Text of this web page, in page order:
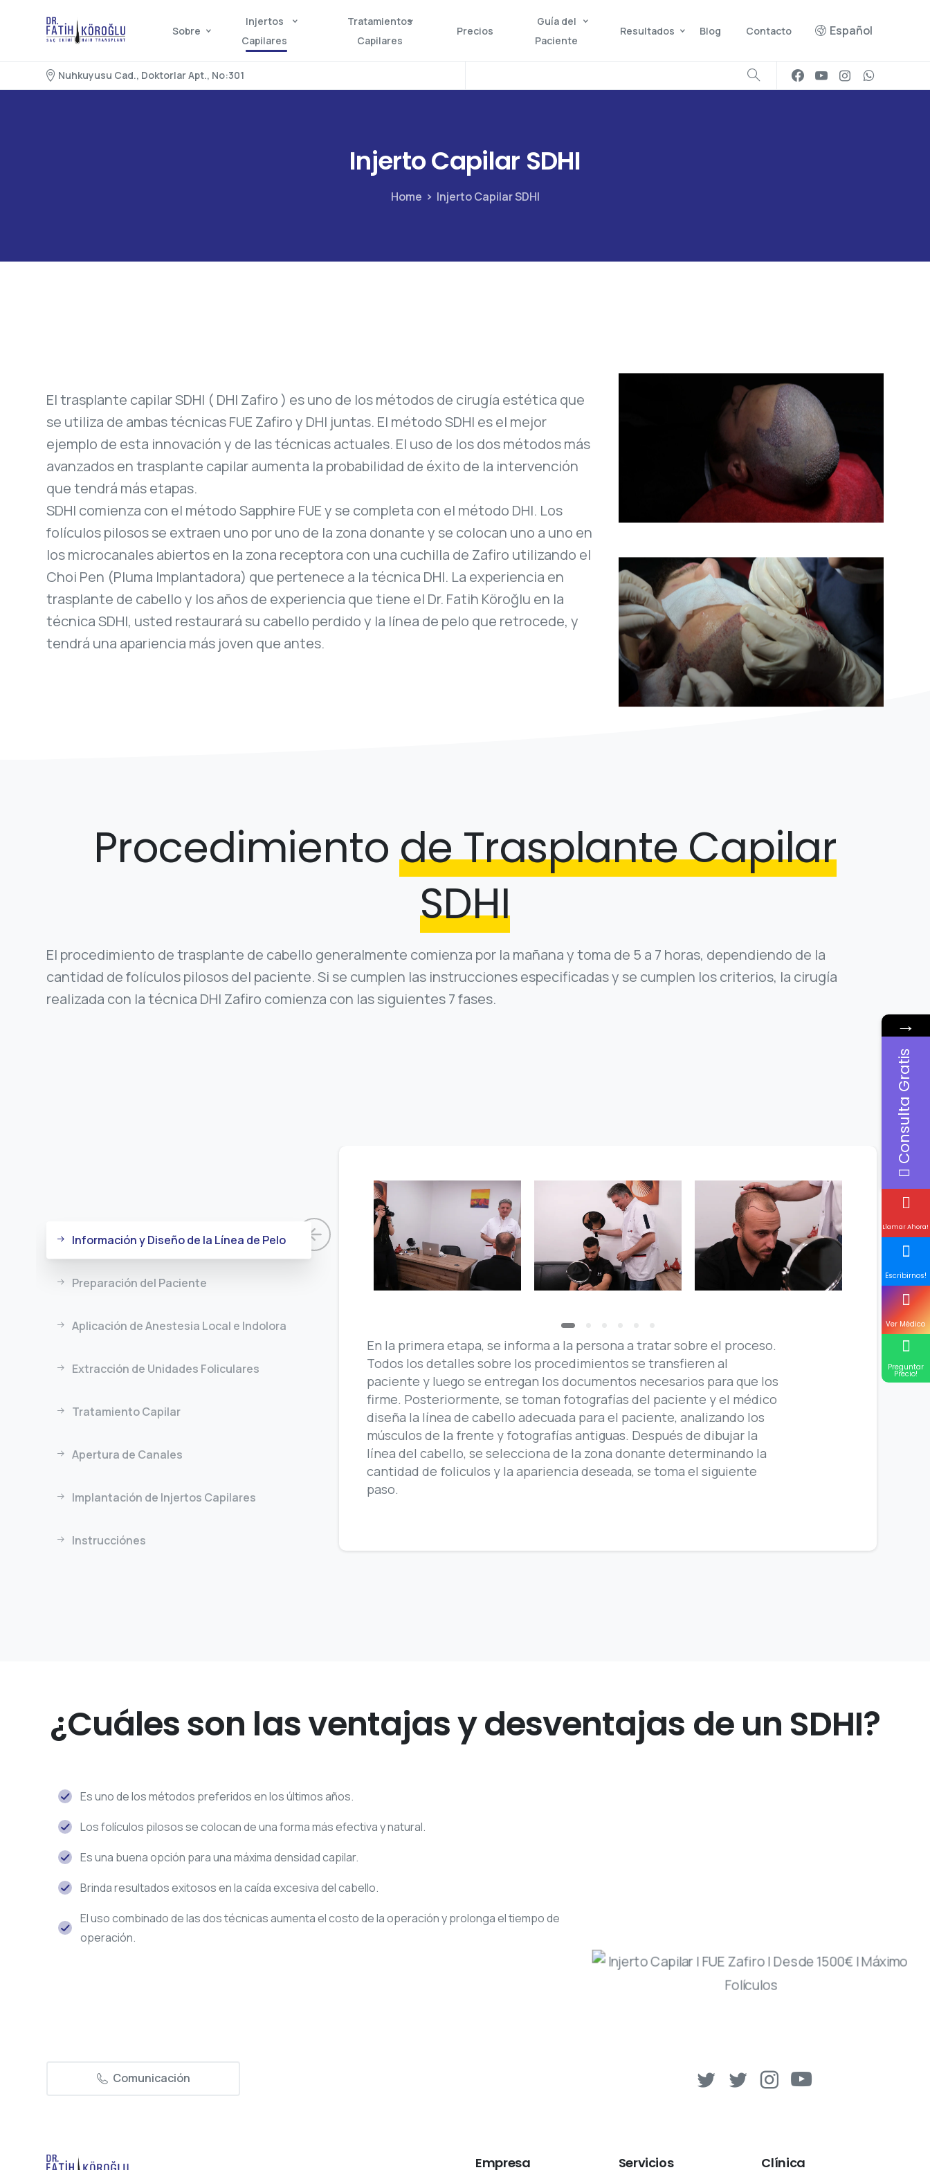
Sobre
Injertos
Capilares
Tratamientos
Capilares
Precios
Guía del
Paciente
Resultados Blog Contacto Español
Nuhkuyusu Cad., Doktorlar Apt., No:301
InjertoCapilar SDHI
Home Injerto Capilar SDHI
El trasplante capilar SDHI ( DHI Zafiro ) es uno de los métodos de cirugía estética que
se utiliza de ambas técnicas FUE Zafiro y DHI juntas. El método SDHI es el mejor
ejemplo de esta innovación y de las técnicas actuales. El uso de los dos métodos más
avanzados en trasplante capilar aumenta la probabilidad de éxito de la intervención
que tendrá más etapas.
SDHI comienza con el método Sapphire FUE y se completa con el método DHI. Los
folículos pilosos se extraen uno por uno de la zona donante y se colocan uno a uno en
los microcanales abiertos en la zona receptora con una cuchilla de Zafiro utilizando el
Choi Pen (Pluma Implantadora) que pertenece a la técnica DHI. La experiencia en
trasplante de cabello y los años de experiencia que tiene el Dr. Fatih Köroğlu en la
técnica SDHI, usted restaurará su cabello perdido y la línea de pelo que retrocede, y
tendrá una apariencia más joven que antes.
Procedimientode Trasplante Capilar
SDHI
El procedimiento de trasplante de cabello generalmente comienza por la mañana y toma de 5 a 7 horas, dependiendo de la
cantidad de folículos pilosos del paciente. Si se cumplen las instrucciones especificadas y se cumplen los criterios, la cirugía
realizada con la técnica DHI Zafiro comienza con las siguientes 7 fases.
Información y Diseño de la Línea de Pelo
Preparación del Paciente
Aplicación de Anestesia Local e Indolora
Extracción de Unidades Foliculares
Tratamiento Capilar
Apertura de Canales
Implantación de Injertos Capilares
Instrucciónes
En la primera etapa, se informa a la persona a tratar sobre el proceso.
Todos los detalles sobre los procedimientos se transfieren al
paciente y luego se entregan los documentos necesarios para que los
firme. Posteriormente, se toman fotografías del paciente y el médico
diseña la línea de cabello adecuada para el paciente, analizando los
músculos de la frente y fotografías antiguas. Después de dibujar la
línea del cabello, se selecciona de la zona donante determinando la
cantidad de foliculos y la apariencia deseada, se toma el siguiente
paso.
¿Cuáles son las ventajas y desventajas de un SDHI?
Es uno de los métodos preferidos en los últimos años.
Los folículos pilosos se colocan de una forma más efectiva y natural.
Es una buena opción para una máxima densidad capilar.
Brinda resultados exitosos en la caída excesiva del cabello.
El uso combinado de las dos técnicas aumenta el costo de la operación y prolonga el tiempo de
operación.
Comunicación
Empresa Servicios Clínica
→
Consulta Gratis
Llamar Ahora!
Escribirnos!
Ver Médico
Preguntar
Precio!